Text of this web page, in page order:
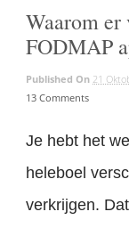
Waarom
FODMAP
Published On 21
13 Comments
Je hebt het
heleboel
verkrijgen.